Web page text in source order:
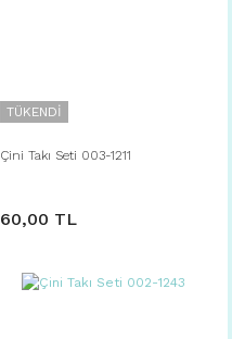
TÜKENDİ
Çini Takı Seti 003-1211
60,00 TL